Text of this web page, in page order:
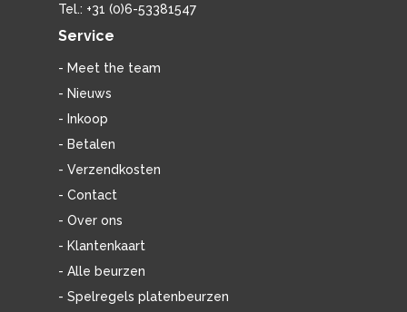
Tel.: +31 (0)6-53381547
Service
- Meet the team
- Nieuws
- Inkoop
- Betalen
- Verzendkosten
- Contact
- Over ons
- Klantenkaart
- Alle beurzen
- Spelregels platenbeurzen